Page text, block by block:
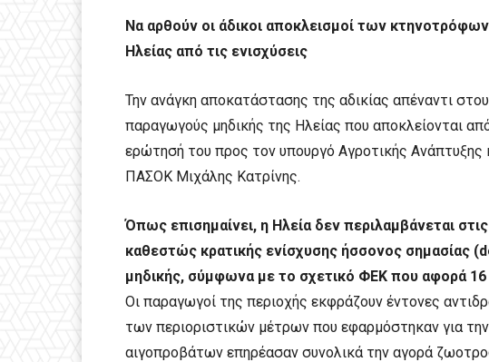
Να αρθούν οι άδικοι αποκλεισμοί των
Ηλείας από τις ενισχύσεις
Την ανάγκη αποκατάστασης της αδικίας απέναντι
παραγωγούς μηδικής της Ηλείας που αποκλείονται από
ερώτησή του προς τον υπουργό Αγροτικής Ανάπτυξης
ΠΑΣΟΚ Μιχάλης Κατρίνης.
Όπως επισημαίνει, η Ηλεία δεν περιλαμβάνεται
καθεστώς κρατικής ενίσχυσης ήσσονος σημασίας
μηδικής, σύμφωνα με το σχετικό ΦΕΚ που αφορά
Οι παραγωγοί της περιοχής εκφράζουν έντονες
των περιοριστικών μέτρων που εφαρμόστηκαν για
αιγοπροβάτων επηρέασαν συνολικά την αγορά